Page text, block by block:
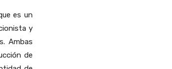
es un
y
Ambas
de